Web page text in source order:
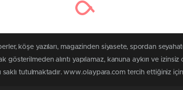
köşe yazıları, magazinden siyasete, spordan
alıntı yapılamaz, kanuna aykırı ve
tutulmaktadır. www.olaypara.com tercih ettiğiniz